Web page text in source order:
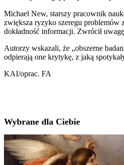
Michael New, starszy pracownik
zwiększa ryzyko szeregu problemów
dokładność informacji. Zwrócił
Autorzy wskazali, że „obszerne
odpierają one krytykę, z jaką
KAI/oprac. FA
Wybrane dla Ciebie